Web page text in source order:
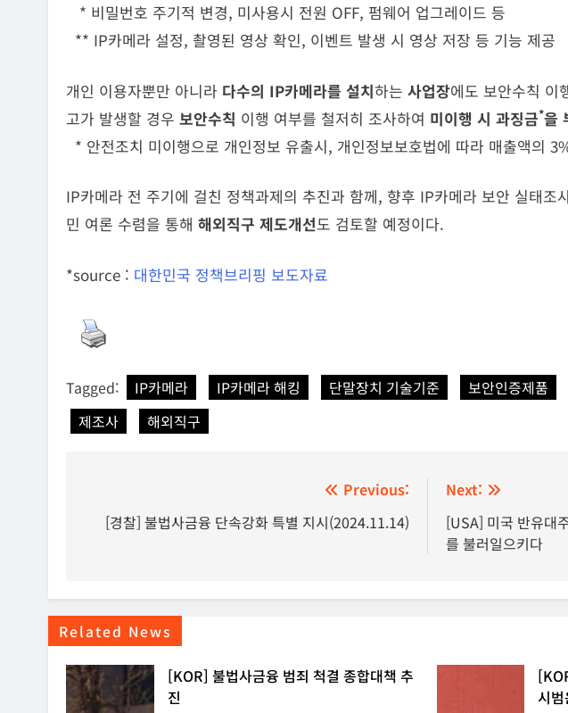
* 비밀번호 주기적 변경, 미사용시 전원 OFF, 펌웨어 업그레이드 등
** IP카메라 설정, 촬영된 영상 확인, 이벤트 발생 시 영상 저장 등 기능 제공
개인 이용자뿐만 아니라 다수의 IP카메라를 설치하는 사업장에도 보안수칙 이
고가 발생할 경우 보안수칙 이행 여부를 철저히 조사하여 미이행 시 과징금*을
* 안전조치 미이행으로 개인정보 유출시, 개인정보보호법에 따라 매출액의
IP카메라 전 주기에 걸친 정책과제의 추진과 함께, 향후 IP카메라 보안 실태
민 여론 수렴을 통해 해외직구 제도개선도 검토할 예정이다.
*source : 대한민국 정책브리핑 보도자료
Tagged: IP카메라 IP카메라 해킹 단말장치 기술기준 보안인증제품
제조사
해외직구
Previous:
[경찰] 불법사금융 단속강화 특별 지시(2024.11.14)
Next:
[USA] 미국 반유대
를 불러일으키다
Related News
[KOR] 불법사금융 범죄 척결 종합대책 추
진
시